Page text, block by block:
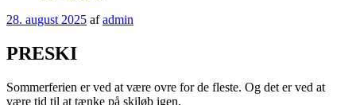
Udgivet
28. august 2025 afadmin
PRESKI
Sommerferien er ved at være ovre for de fleste. Og det er ved at
være tid til at tænke på skiløb igen.